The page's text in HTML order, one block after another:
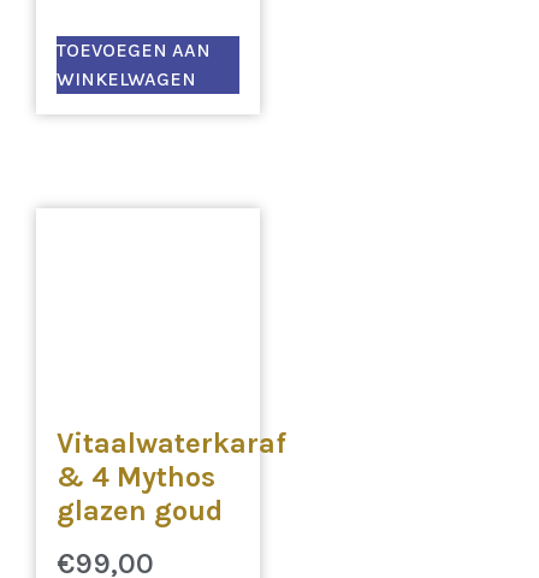
TOEVOEGEN AAN
WINKELWAGEN
Vitaalwaterkaraf
& 4 Mythos
glazen goud
€99,00